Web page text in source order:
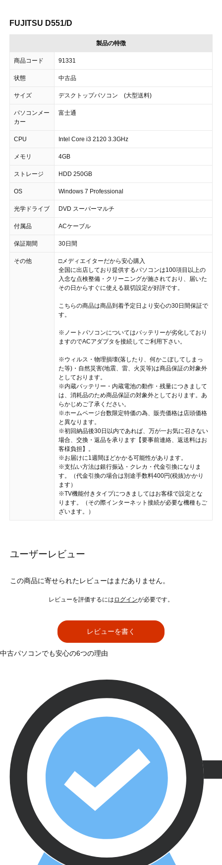
FUJITSU D551/D
製品の特徴
商品コード 91331
状態 中古品
サイズ デスクトップパソコン (大型送料)
パソコンメー
カー
富士通
CPU Intel Core i3 2120 3.3GHz
メモリ 4GB
ストレージ HDD 250GB
OS Windows 7 Professional
光学ドライブ DVD スーパーマルチ
付属品 ACケーブル
保証期間 30日間
その他
□メディエイターだから安心購入
全国に出店しており提供するパソコンは100項目以上の
入念な点検整備・クリーニングが施されており、届いた
その日からすぐに使える親切設定が好評です。
こちらの商品は商品到着予定日より安心の30日間保証で
す。
※ノートパソコンについてはバッテリーが劣化しており
ますのでACアダプタを接続してご利用下さい。
※ウィルス・物理損壊(落したり、何かこぼしてしまっ
た等)・自然災害(地震、雷、火災等)は商品保証の対象外
としております。
※内蔵バッテリー・内蔵電池の動作・残量につきまして
は、消耗品のため商品保証の対象外としております。あ
らかじめご了承ください。
※ホームページ台数限定特価の為、販売価格は店頭価格
と異なります。
※初回納品後30日以内であれば、万が一お気に召さない
場合、交換・返品を承ります【要事前連絡、返送料はお
客様負担】。
※お届けに1週間ほどかかる可能性があります。
※支払い方法は銀行振込・クレカ・代金引換になりま
す。（代金引換の場合は別途手数料400円(税抜)かかり
ます）
※TV機能付きタイプにつきましてはお客様で設定とな
ります。（その際インターネット接続が必要な機種もご
ざいます。）
ユーザーレビュー
この商品に寄せられたレビューはまだありません。
レビューを評価するには ログインが必要です。
レビューを書く
中古パソコンでも安心の6つの理由